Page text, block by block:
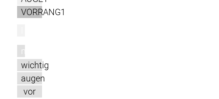
VORRANG1
m
wichtig
augen
vor